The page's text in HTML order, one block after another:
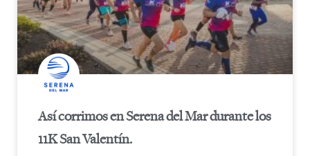
Así corrimos en Serena del Mar durante los
11K San Valentín.